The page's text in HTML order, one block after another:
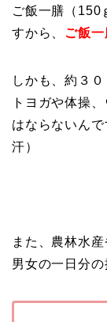
ご飯一膳（150
すから、 ご飯
しかも、約３
トヨガや体操
はならないん
汗）
また、農林水産
男女の一日分